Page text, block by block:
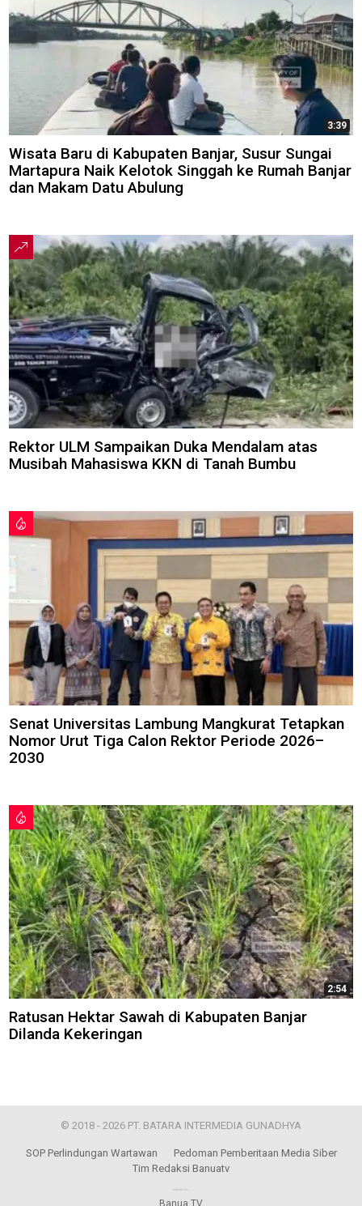
3:39
Wisata Baru di Kabupaten Banjar, Susur Sungai
Martapura Naik Kelotok Singgah ke Rumah Banjar
dan Makam Datu Abulung
Rektor ULM Sampaikan Duka Mendalam atas
Musibah Mahasiswa KKN di Tanah Bumbu
Senat Universitas Lambung Mangkurat Tetapkan
Nomor Urut Tiga Calon Rektor Periode 2026–
2030
2:54
Ratusan Hektar Sawah di Kabupaten Banjar
Dilanda Kekeringan
© 2018 - 2026 PT. BATARA INTERMEDIA GUNADHYA
SOP Perlindungan Wartawan
Pedoman Pemberitaan Media Siber
Tim Redaksi Banuatv
Banua TV